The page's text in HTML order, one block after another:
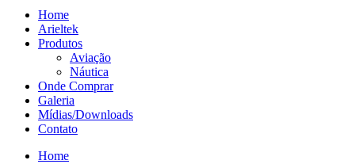
Home
Arieltek
Produtos
Aviação
Náutica
Onde Comprar
Galeria
Mídias/Downloads
Contato
Home